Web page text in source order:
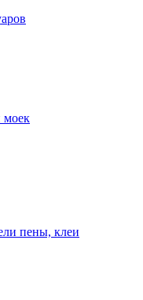
моек
пены, клеи